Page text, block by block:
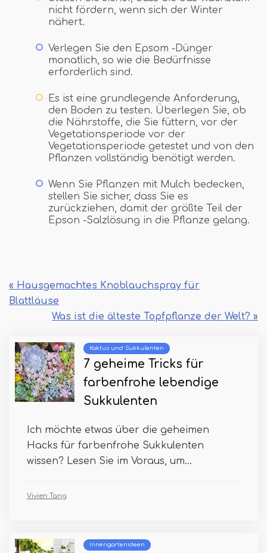
nicht fördern, wenn sich der Winter
nähert.
Verlegen Sie den Epsom -Dünger
monatlich, so wie die Bedürfnisse
erforderlich sind.
Es ist eine grundlegende Anforderung,
den Boden zu testen. Überlegen Sie, ob
die Nährstoffe, die Sie füttern, vor der
Vegetationsperiode vor der
Vegetationsperiode getestet und von den
Pflanzen vollständig benötigt werden.
Wenn Sie Pflanzen mit Mulch bedecken,
stellen Sie sicher, dass Sie es
zurückziehen, damit der größte Teil der
Epson -Salzlösung in die Pflanze gelang.
« Hausgemachtes Knoblauchspray für
Blattläuse
Was ist die älteste Topfpflanze der Welt? »
Kaktus und Sukkulenten
7 geheime Tricks für
farbenfrohe lebendige
Sukkulenten
Ich möchte etwas über die geheimen
Hacks für farbenfrohe Sukkulenten
wissen? Lesen Sie im Voraus, um...
Vivien Tang
Innengartenideen